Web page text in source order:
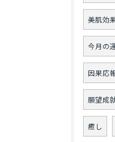
美肌効
今月の
因果応
願望成
癒し